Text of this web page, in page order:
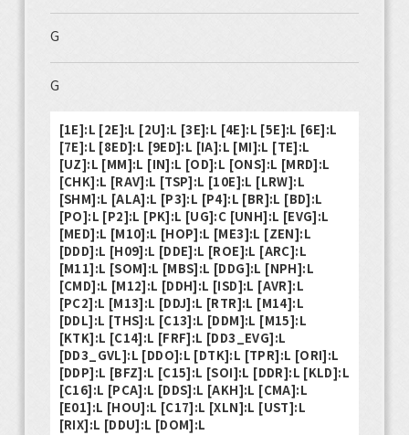
G
G
[1E]:L [2E]:L [2U]:L [3E]:L [4E]:L [5E]:L [6E]:L
[7E]:L [8ED]:L [9ED]:L [IA]:L [MI]:L [TE]:L
[UZ]:L [MM]:L [IN]:L [OD]:L [ONS]:L [MRD]:L
[CHK]:L [RAV]:L [TSP]:L [10E]:L [LRW]:L
[SHM]:L [ALA]:L [P3]:L [P4]:L [BR]:L [BD]:L
[PO]:L [P2]:L [PK]:L [UG]:C [UNH]:L [EVG]:L
[MED]:L [M10]:L [HOP]:L [ME3]:L [ZEN]:L
[DDD]:L [H09]:L [DDE]:L [ROE]:L [ARC]:L
[M11]:L [SOM]:L [MBS]:L [DDG]:L [NPH]:L
[CMD]:L [M12]:L [DDH]:L [ISD]:L [AVR]:L
[PC2]:L [M13]:L [DDJ]:L [RTR]:L [M14]:L
[DDL]:L [THS]:L [C13]:L [DDM]:L [M15]:L
[KTK]:L [C14]:L [FRF]:L [DD3_EVG]:L
[DD3_GVL]:L [DDO]:L [DTK]:L [TPR]:L [ORI]:L
[DDP]:L [BFZ]:L [C15]:L [SOI]:L [DDR]:L [KLD]:L
[C16]:L [PCA]:L [DDS]:L [AKH]:L [CMA]:L
[E01]:L [HOU]:L [C17]:L [XLN]:L [UST]:L
[RIX]:L [DDU]:L [DOM]:L